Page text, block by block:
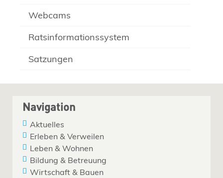
Webcams
Ratsinformationssystem
Satzungen
Navigation
Aktuelles
Erleben & Verweilen
Leben & Wohnen
Bildung & Betreuung
Wirtschaft & Bauen